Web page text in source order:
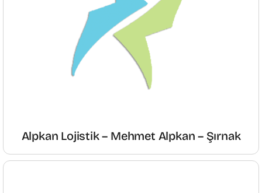
Alpkan Lojistik – Mehmet Alpkan – Şırnak